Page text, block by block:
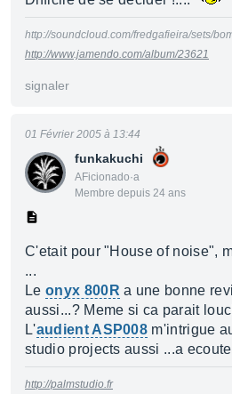
http://soundcloud.com/fredgafieira/sets/
http://www.jamendo.com/album/23621
signaler
funkakuchi
AFicionado·a
Membre depuis 24 ans
01 Février 2005 à 13:44
C'etait pour "House of noise",
...
Le onyx 800R a une bonne
aussi...? Meme si ca parait
L'audient ASP008 m'intrigue
studio projects aussi ...a
http://palmstudio.fr